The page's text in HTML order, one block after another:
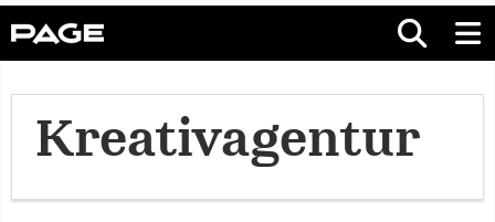
Kreativagentur